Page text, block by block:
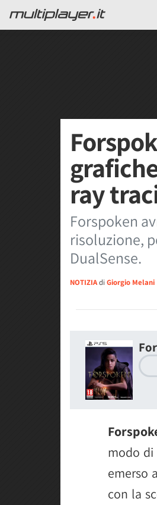
ray
Forspoken
risoluzione,
DualSense.
NOTIZIAdi Giorgio Melani
modo di
emerso
con la